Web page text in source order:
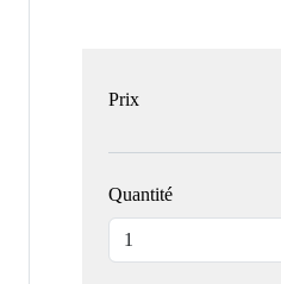
Prix
Quantité